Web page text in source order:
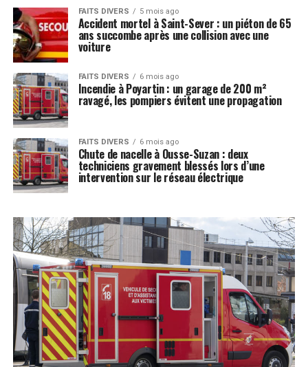
FAITS DIVERS 5 mois ago
Accident mortel à Saint-Sever : un piéton de 65
ans succombe après une collision avec une
voiture
FAITS DIVERS 6 mois ago
Incendie à Poyartin : un garage de 200 m²
ravagé, les pompiers évitent une propagation
FAITS DIVERS 6 mois ago
Chute de nacelle à Ousse-Suzan : deux
techniciens gravement blessés lors d’une
intervention sur le réseau électrique